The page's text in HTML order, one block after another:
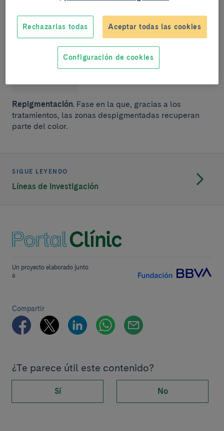
Repigmentación. Fase en la que, gracias a los
tratamientos, las zonas despigmentadas recuperan
parte del color.
SIGUE LEYENDO
Líneas de investigación
Un proyecto elaborado junto
a
Compartir
¿Te parece útil este contenido?
Sí No
Rechazarlas todas Aceptar todas las cookies
Configuración de cookies